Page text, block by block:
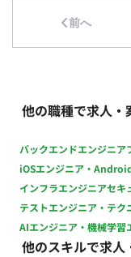
【必須要件】 ・
く、実務としてしっ
発生します）ご自身
そのまま読み込んで
【尚可要件】 ・
し等も依頼する可能
Photoshop（サイン
お願いする可能性が
スデータをPPT資料
ります） 【可能であれば】 ・Revit 【その他・働き方につい
て】 ・稼働の柔軟性
前へ
他の職種で求人・
バックエンドエンジニア
iOSエンジニア・
インフラエンジニアセキ
テストエンジニア・テク
AIエンジニア・機械学習
他のスキルで求人